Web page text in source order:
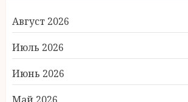
Август 2026
Июль 2026
Июнь 2026